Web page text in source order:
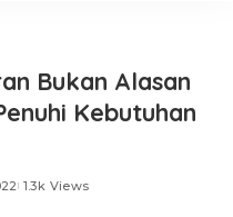
Bukan Alasan
Kebutuhan
1.3k Views